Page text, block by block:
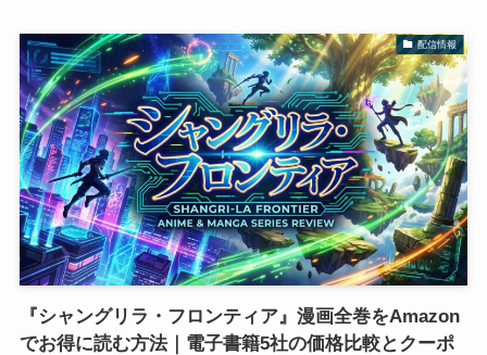
配信情報
『シャングリラ・フロンティア』漫画全巻をAmazon
でお得に読む方法｜電子書籍5社の価格比較とクーポ